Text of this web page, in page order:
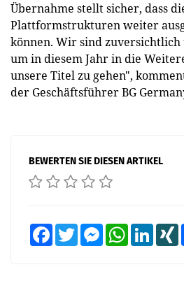
Übernahme stellt sicher, dass
Plattformstrukturen weiter
können. Wir sind
um in diesem Jahr in die
unsere Titel zu gehen",
der Geschäftsführer BG
BEWERTEN SIE DIESEN ARTIKEL
FacebookTwitter MessengerWhatsAppLinkedIn